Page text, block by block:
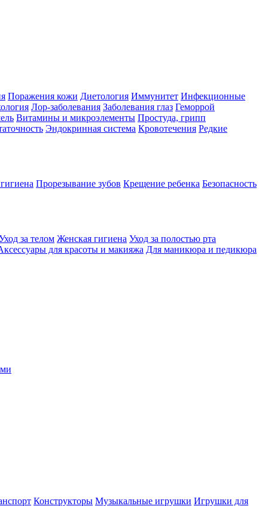
Поражения кожи Диетология Иммунитет Инфекционные
Лор-заболевания Заболевания глаз Геморрой
Витамины и микроэлементы Простуда, грипп
Эндокринная система Кровотечения Редкие
Прорезывание зубов Крещение ребенка Безопасность
за телом Женская гигиена Уход за полостью рта
для красоты и макияжа Для маникюра и педикюра
Конструкторы Музыкальные игрушки Игрушки для